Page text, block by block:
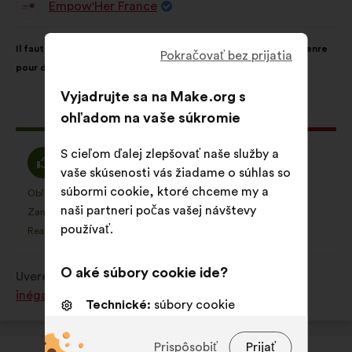
Empow'Her France
Obsah
návrhu:
Il faut sensibiliser l’écosystème entrepreneurial aux biais de genre
pour déconstruire les stéréotypes
Tento
bol
prijatý:
142 hlasov
rozdelením:
Súhlasím
:
Obľúbená položka
: 7
krát
Zanedbateľné
: 7
krát
Realistické
:krát
Neutrálny
hlas
:
29%
Tento
Žiadne stanovisko
:krát
Nezahŕňa
:krát
Uverejnené na Comment lutter contre toutes les
inégalités subies par les femmes ?
Pokračovať bez prijatia
Vyjadrujte sa na Make.org s
ohľadom na vaše súkromie
S cieľom ďalej zlepšovať naše služby a
vaše skúsenosti vás žiadame o súhlas so
súbormi cookie, ktoré chceme my a
naši partneri počas vašej návštevy
používať.
O aké súbory cookie ide?
Technické: súbory cookie
Prijať
Prispôsobiť